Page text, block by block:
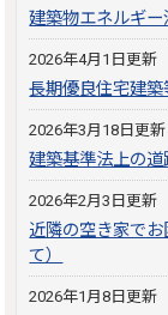
建築物エネルギ
2026年4月1日更新
長期優良住宅建
2026年3月18日更新
建築基準法上の
2026年2月3日更新
近隣の空き家で
て）
2026年1月8日更新